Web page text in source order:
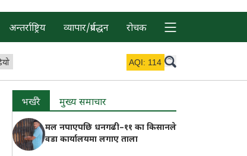
अन्तर्राष्ट्रिय व्यापार/प्रर्वद्धन रोचक
AQI: 114
भर्खरै मुख्य समाचार
मल नपाएपछि धनगढी–११ का किसानले
वडा कार्यालयमा लगाए ताला